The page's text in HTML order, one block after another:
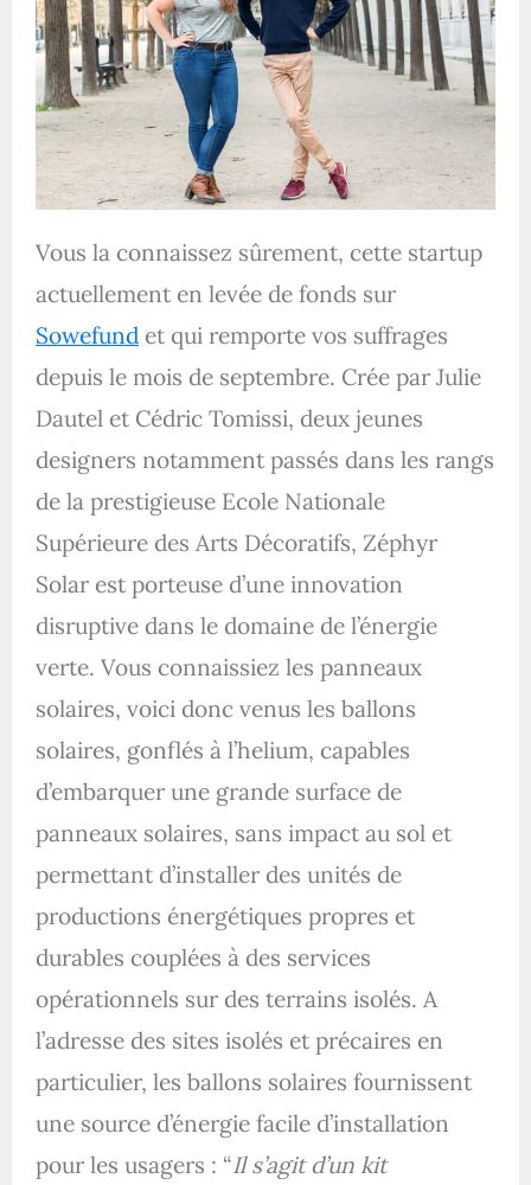
Vous la connaissez sûrement, cette startup
actuellement en levée de fonds sur
Sowefund et qui remporte vos suffrages
depuis le mois de septembre. Crée par Julie
Dautel et Cédric Tomissi, deux jeunes
designers notamment passés dans les rangs
de la prestigieuse Ecole Nationale
Supérieure des Arts Décoratifs, Zéphyr
Solar est porteuse d’une innovation
disruptive dans le domaine de l’énergie
verte. Vous connaissiez les panneaux
solaires, voici donc venus les ballons
solaires, gonflés à l’helium, capables
d’embarquer une grande surface de
panneaux solaires, sans impact au sol et
permettant d’installer des unités de
productions énergétiques propres et
durables couplées à des services
opérationnels sur des terrains isolés. A
l’adresse des sites isolés et précaires en
particulier, les ballons solaires fournissent
une source d’énergie facile d’installation
pour les usagers : “Il s’agit d’un kit